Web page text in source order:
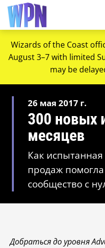
Wizards of the Coast
August 3–7 with limited
may be
26 мая 2017 г.
300 новых
месяцев
Как
продаж помогла
сообщество с
Добраться до уровня